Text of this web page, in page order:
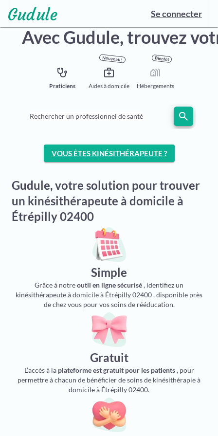
Se connecter
Avec Gudule,trouvez
stethoscope
Praticiens
Nouveau !
medical_services
Aides à domicile
Bientôt
holiday_village
Hébergements
Rechercher un professionnel de santé search
VOUS ÊTES KINÉSITHÉRAPEUTE ?
Gudule, votre solution pour trouver
un kinésithérapeute à domicile à
Étrépilly 02400
Simple
Grâce à notreoutil en ligne sécurisé, identifiez un
kinésithérapeute à domicile à Étrépilly 02400 , disponible près
de chez vous pour vos soins de rééducation.
Gratuit
L’accès à la plateforme est gratuit pour les patients, pour
permettre à chacun de bénéficier de soins de kinésithérapie à
domicile à Étrépilly 02400.